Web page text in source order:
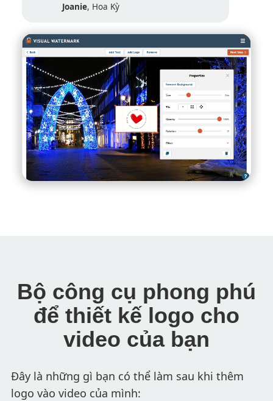
Joanie, Hoa Kỳ
Bộ công cụ phong phú
để thiết kế logo cho
video của bạn
Đây là những gì bạn có thể làm sau khi thêm
logo vào video của mình: